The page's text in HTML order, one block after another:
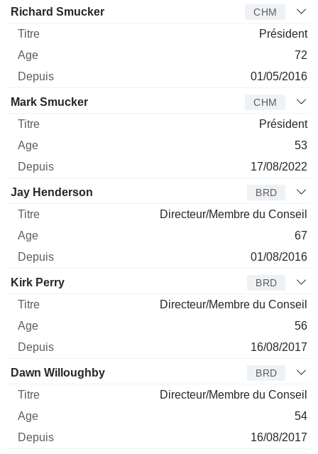
Administrateur Titre
Richard Smucker CHM
Président
72
01/05/2016
Mark Smucker CHM
Président
53
17/08/2022
Jay Henderson BRD
Directeur/Membre du Conseil
67
01/08/2016
Kirk Perry BRD
Directeur/Membre du Conseil
56
16/08/2017
Dawn Willoughby BRD
Directeur/Membre du Conseil
54
16/08/2017